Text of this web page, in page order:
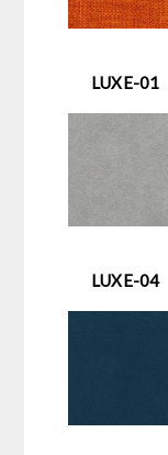
LUXE-01
LUXE-04